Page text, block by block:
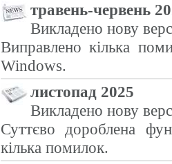
травень-червень
Викладено нову
Виправлено кілька
Windows.
листопад 2025
Викладено нову
Суттєво дороблена
кілька помилок.